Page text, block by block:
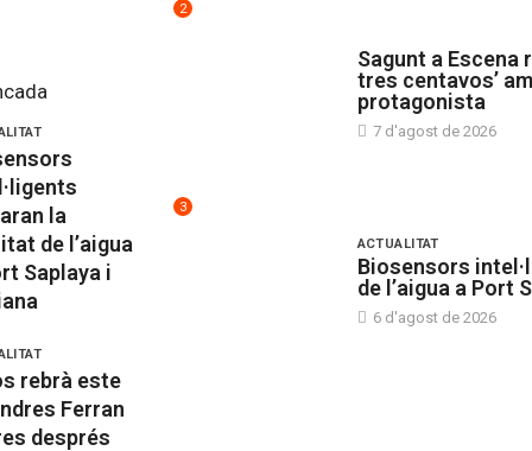
la
de l’aigua
Saplaya i
rebrà este
Ferran
després
2
Sagunt a Escena
tres centavos’
protagonista
7 d'agost de 2026
3
ACTUALITAT
Biosensors
de l’aigua a Port
6 d'agost de 2026